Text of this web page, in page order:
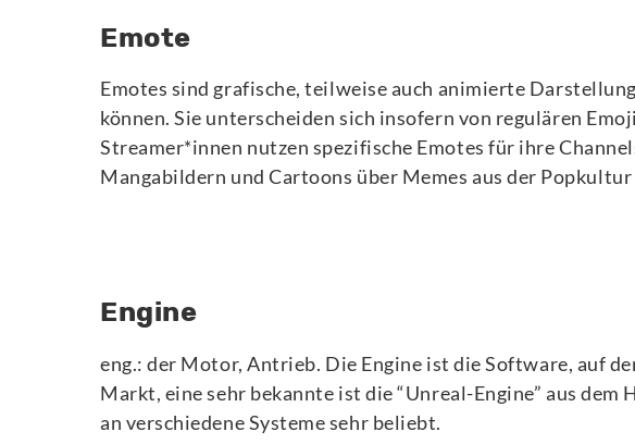
Emote
Emotes sind grafische, teilweise auch animierte
können. Sie unterscheiden sich insofern von regulären
Streamer*innen nutzen spezifische Emotes für ihre
Mangabildern und Cartoons über Memes aus der
Engine
eng.: der Motor, Antrieb. Die Engine ist die Software, auf
Markt, eine sehr bekannte ist die “Unreal-Engine” aus
an verschiedene Systeme sehr beliebt.